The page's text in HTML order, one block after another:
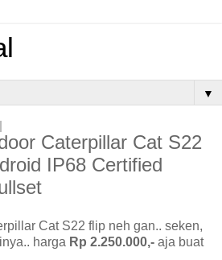
▼
Caterpillar Cat S22
IP68 Certified
Cat S22 flip neh gan.. seken,
harga Rp 2.250.000,- aja buat